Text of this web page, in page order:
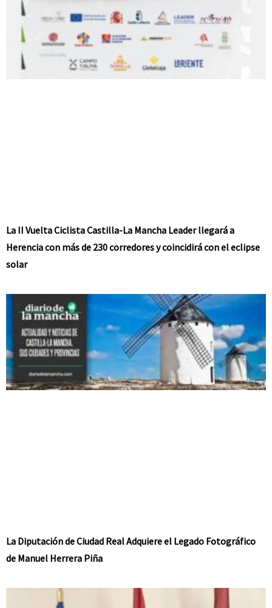
La II Vuelta Ciclista Castilla-La Mancha Leader llegará a
Herencia con más de 230 corredores y coincidirá con el eclipse
solar
La Diputación de Ciudad Real Adquiere el Legado Fotográfico
de Manuel Herrera Piña